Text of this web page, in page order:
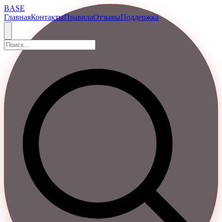
BASE
ГлавнаяКонтактыПравилаОтзывыПоддержка